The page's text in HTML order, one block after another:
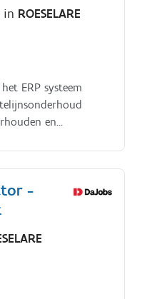
in ROESELARE
ERP systeem
en
-